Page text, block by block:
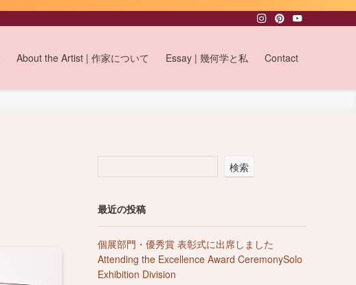
About the Artist | 作家について Essay | 幾何学と私 Contact
検索
最近の投稿
個展部門・優秀賞 表彰式に出席しました
Attending the Excellence Award CeremonySolo
Exhibition Division